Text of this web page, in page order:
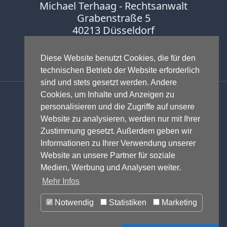
Diese Website benutzt Cookies, die für den
technischen Betrieb der Website erforderlich
sind und stets gesetzt werden. Andere
Cookies, um Inhalte und Anzeigen zu
personalisieren und die Zugriffe auf unsere
Website zu analysieren, werden nur mit Ihrer
Zustimmung gesetzt. Außerdem geben wir
Informationen zu Ihrer Verwendung unserer
Website an unsere Partner für soziale
Medien, Werbung und Analysen weiter.
Mehr Infos
Notwendig Statistiken Marketing
Fernsehen 2010
Fernsehen 2008
Fernsehen 2007
Fernsehen 2006
Fernsehen 2005
Fernsehen 2004
Radio
print & online
Michael Terhaag - Rechtsanwalt
Grabenstraße 5
40213 Düsseldorf
Fax:0211-16888601
Anwalt - Rechtsanwalt - Fachanwalt
für Gewerblichen Rechtsschutz -
Fachanwalt für IT-Recht -
Markenrecht,Wettbewerbsrecht,
Urheberrecht,IT-Recht und
Onlinerecht,E-Commerce,
Designrecht ,Medienrecht &
Presserecht
Glücksspielrecht-Abmahnungund
Einstweilige Verfügung